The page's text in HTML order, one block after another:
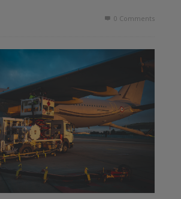
0 Comments